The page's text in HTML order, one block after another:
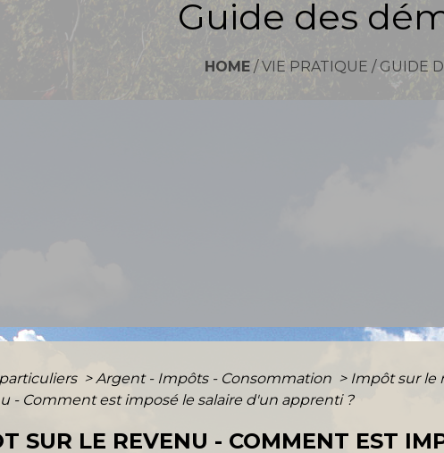
Guide des
HOME / VIE PRATIQUE / GUIDE
> Argent - Impôts - Consommation > Impôt sur le
- Comment est imposé le salaire d'un apprenti ?
SUR LE REVENU - COMMENT EST